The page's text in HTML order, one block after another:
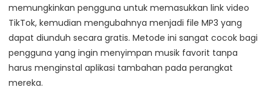
memungkinkan pengguna untuk memasukkan link video
TikTok, kemudian mengubahnya menjadi file MP3 yang
dapat diunduh secara gratis. Metode ini sangat cocok bagi
pengguna yang ingin menyimpan musik favorit tanpa
harus menginstal aplikasi tambahan pada perangkat
mereka.